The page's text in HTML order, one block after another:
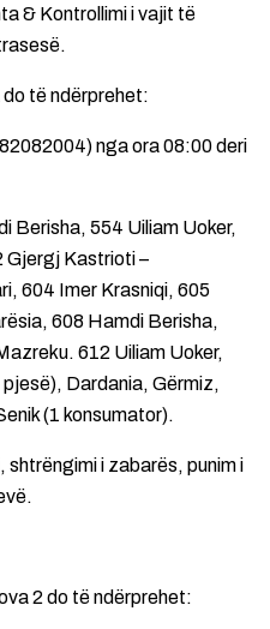
& Kontrollimi i vajit të
të ndërprehet:
nga ora 08:00 deri
Berisha, 554 Uiliam Uoker,
Gjergj Kastrioti –
604 Imer Krasniqi, 605
608 Hamdi Berisha,
612 Uiliam Uoker,
Dardania, Gërmiz,
(1 konsumator).
i zabarës, punim i
2 do të ndërprehet: